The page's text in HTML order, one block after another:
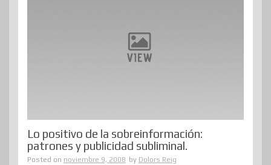
Lo positivo de la sobreinformación:
patrones y publicidad subliminal.
Posted on noviembre 9, 2008 by Dolors Reig